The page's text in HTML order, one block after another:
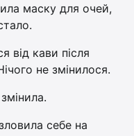
маску для очей,
від кави після
не змінилося.
себе на